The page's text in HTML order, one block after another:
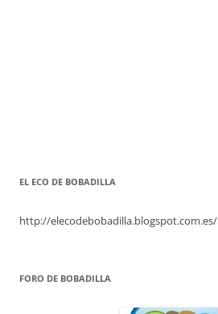
EL ECO DE BOBADILLA
http://elecodebobadilla.blogspot.com.es/
FORO DE BOBADILLA